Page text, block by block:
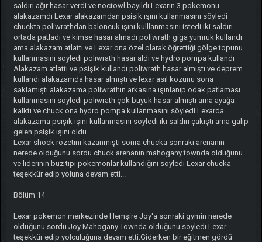
saldırı ağır hasar verdi ve noctowl bayıldı.Lexarın 3.pokemonu
alakazamdı Lexar alakazamdan psişik ışını kullanmasını söyledi
chuckta poliwrathdan baloncuk ışını kulllanmasını istedi iki saldırı
ortada patladı ve kimse hasar almadı poliwrath giga yumruk kullandı
ama alakazam atlattı ve Lexar ona özel olarak öğrettiği gölge topunu
kullanmasını söyledi poliwrath hasar aldı ve hydro pompa kullandı
Alakazam atlattı ve psişik kullandı poliwrath hasar almıştı ve deprem
kullandı alakazamda hasar almıştı ve lexar asıl kozunu sona
saklamıştı alakazama poliwrathın arkasına ışınlanıp odak patlaması
kullanmasını söyledi poliwrath çok büyük hasar almıştı ama ayağa
kalktı ve chuck ona hydro pompa kullanmasını söyledi Lexarda
alakazama psişik ışını kullanmasını söyledi iki saldırı çakıştı ama galip
gelen psişik ışını oldu
Lexar shock rozetini kazanmıştı sonra chucka sonraki arenanın
nerede olduğunu sordu chuck arenanın mahogany townda olduğunu
ve liderinin buz tipi pokemonlar kullandığını söyledi Lexar chucka
teşekkür edip yoluna devam etti...
Bölüm 14
Lexar pokemon merkezinde Hemşire Joy'a sonraki gymin nerede
olduğunu sordu Joy Mahogany Townda olduğunu söyledi Lexar
teşekkür edip yolculuğuna devam etti.Giderken bir eğitmen gördü